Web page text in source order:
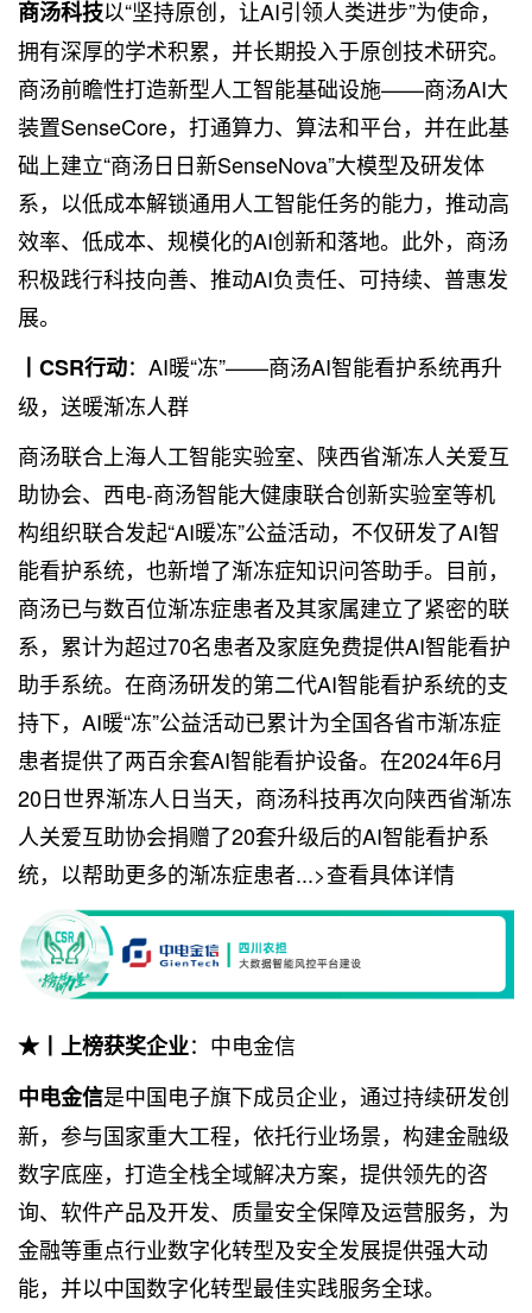
商汤科技以“坚持原创，让AI引领人类进步”为使命，
拥有深厚的学术积累，并长期投入于原创技术研究。
商汤前瞻性打造新型人工智能基础设施——商汤AI大
装置SenseCore，打通算力、算法和平台，并在此基
础上建立“商汤日日新SenseNova”大模型及研发体
系，以低成本解锁通用人工智能任务的能力，推动高
效率、低成本、规模化的AI创新和落地。此外，商汤
积极践行科技向善、推动AI负责任、可持续、普惠发
展。
丨CSR行动：AI暖“冻”——商汤AI智能看护系统再升
级，送暖渐冻人群
商汤联合上海人工智能实验室、陕西省渐冻人关爱互
助协会、西电-商汤智能大健康联合创新实验室等机
构组织联合发起“AI暖冻”公益活动，不仅研发了AI智
能看护系统，也新增了渐冻症知识问答助手。目前，
商汤已与数百位渐冻症患者及其家属建立了紧密的联
系，累计为超过70名患者及家庭免费提供AI智能看护
助手系统。在商汤研发的第二代AI智能看护系统的支
持下，AI暖“冻”公益活动已累计为全国各省市渐冻症
患者提供了两百余套AI智能看护设备。在2024年6月
20日世界渐冻人日当天，商汤科技再次向陕西省渐冻
人关爱互助协会捐赠了20套升级后的AI智能看护系
统，以帮助更多的渐冻症患者...>查看具体详情
★丨上榜获奖企业：中电金信
中电金信是中国电子旗下成员企业，通过持续研发创
新，参与国家重大工程，依托行业场景，构建金融级
数字底座，打造全栈全域解决方案，提供领先的咨
询、软件产品及开发、质量安全保障及运营服务，为
金融等重点行业数字化转型及安全发展提供强大动
能，并以中国数字化转型最佳实践服务全球。